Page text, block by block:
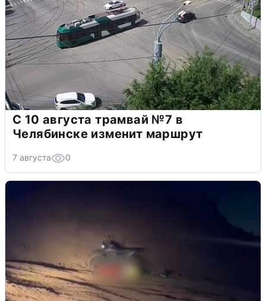
С 10 августа трамвай №7 в
Челябинске изменит маршрут
7 августа 0